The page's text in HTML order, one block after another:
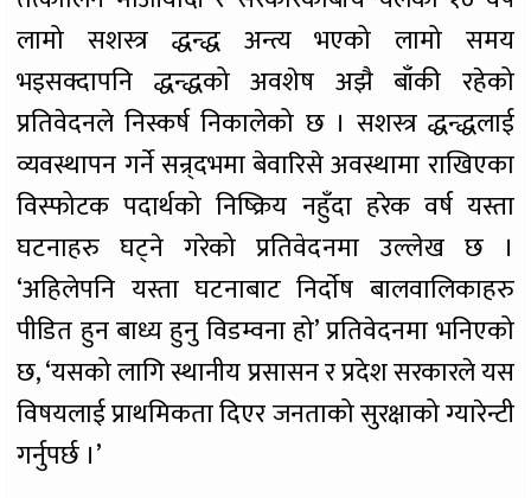
लामो सशस्त्र द्धन्द्ध अन्त्य भएको लामो समय
भइसक्दापनि द्धन्द्धको अवशेष अझै बाँकी रहेको
प्रतिवेदनले निस्कर्ष निकालेको छ । सशस्त्र द्धन्द्धलाई
व्यवस्थापन गर्ने सन्र्दभमा बेवारिसे अवस्थामा राखिएका
विस्फोटक पदार्थको निष्क्रिय नहुँदा हरेक वर्ष यस्ता
घटनाहरु घट्ने गरेको प्रतिवेदनमा उल्लेख छ ।
‘अहिलेपनि यस्ता घटनाबाट निर्दाेष बालवालिकाहरु
पीडित हुन बाध्य हुनु विडम्वना हो’ प्रतिवेदनमा भनिएको
छ, ‘यसको लागि स्थानीय प्रसासन र प्रदेश सरकारले यस
विषयलाई प्राथमिकता दिएर जनताको सुरक्षाको ग्यारेन्टी
गर्नुपर्छ ।’